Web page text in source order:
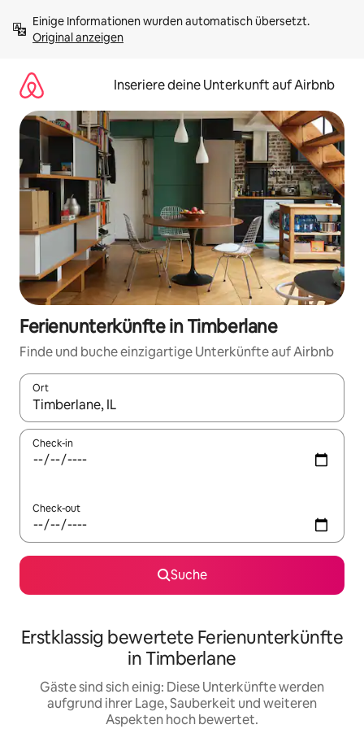
Inhalten
springenOriginal anzeigen
Inseriere deine Unterkunft auf Airbnb
Ferienunterkünfte in Timberlane
Finde und buche einzigartige Unterkünfte auf Airbnb
Ort
Wenn Ergebnisse verfügbar sind, navigiere mit den
Check-in
Check-out
Suche
Erstklassig bewertete Ferienunterkünfte
in Timberlane
Gäste sind sich einig: Diese Unterkünfte werden
aufgrund ihrer Lage, Sauberkeit und weiteren
Aspekten hoch bewertet.